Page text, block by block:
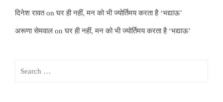
दिनेश रावतonघर ही नहीं, मन को भी ज्योर्तिमय करता है ‘भद्याऊ’
अरूणा सेमवाल onघर ही नहीं, मन को भी ज्योर्तिमय करता है ‘भद्याऊ’